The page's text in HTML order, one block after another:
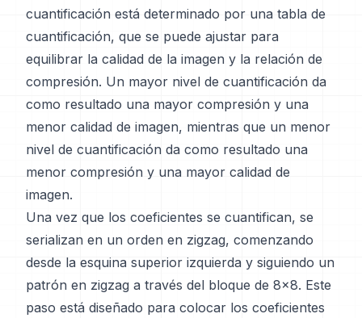
cuantificación está determinado por una tabla de
cuantificación, que se puede ajustar para
equilibrar la calidad de la imagen y la relación de
compresión. Un mayor nivel de cuantificación da
como resultado una mayor compresión y una
menor calidad de imagen, mientras que un menor
nivel de cuantificación da como resultado una
menor compresión y una mayor calidad de
imagen.
Una vez que los coeficientes se cuantifican, se
serializan en un orden en zigzag, comenzando
desde la esquina superior izquierda y siguiendo un
patrón en zigzag a través del bloque de 8x8. Este
paso está diseñado para colocar los coeficientes